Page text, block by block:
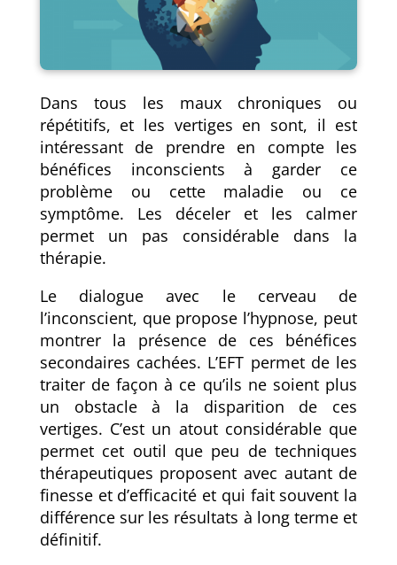
Dans tous les maux chroniques ou
répétitifs, et les vertiges en sont, il est
intéressant de prendre en compte les
bénéfices inconscients à garder ce
problème ou cette maladie ou ce
symptôme. Les déceler et les calmer
permet un pas considérable dans la
thérapie.
Le dialogue avec le cerveau de
l’inconscient, que propose l’hypnose, peut
montrer la présence de ces bénéfices
secondaires cachées. L’EFT permet de les
traiter de façon à ce qu’ils ne soient plus
un obstacle à la disparition de ces
vertiges. C’est un atout considérable que
permet cet outil que peu de techniques
thérapeutiques proposent avec autant de
finesse et d’efficacité et qui fait souvent la
différence sur les résultats à long terme et
définitif.